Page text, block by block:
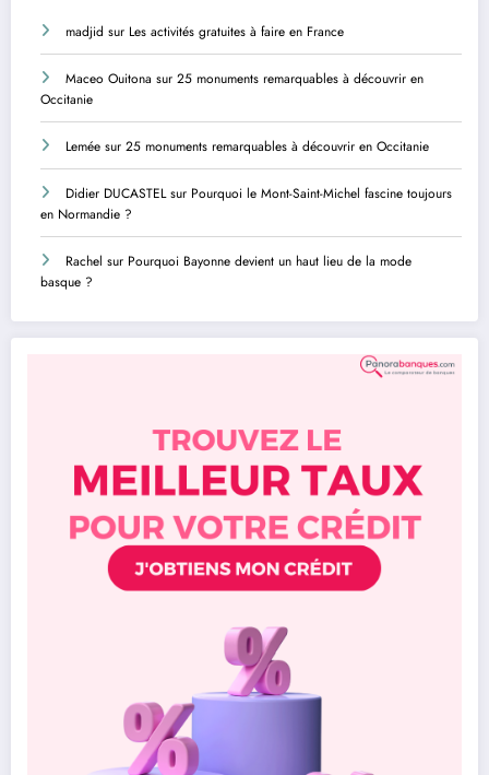
madjid sur Les activités gratuites à faire en France
Maceo Ouitona sur 25 monuments remarquables à découvrir en
Occitanie
Lemée sur 25 monuments remarquables à découvrir en Occitanie
Didier DUCASTELsur Pourquoi le Mont-Saint-Michel fascine toujours
en Normandie ?
Rachel sur Pourquoi Bayonne devient un haut lieu de la mode
basque ?